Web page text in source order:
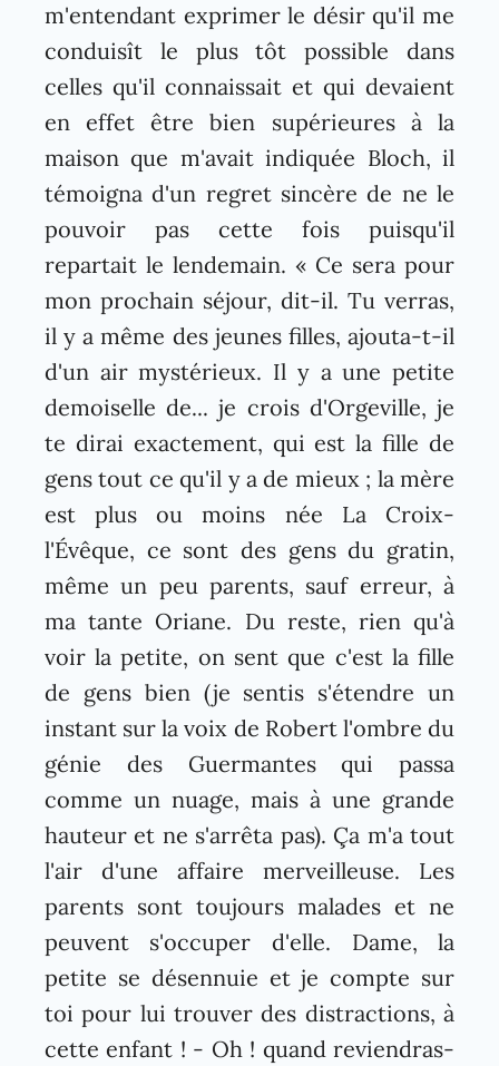
m'entendant exprimer le désir qu'il me
conduisît le plus tôt possible dans
celles qu'il connaissait et qui devaient
en effet être bien supérieures à la
maison que m'avait indiquée Bloch, il
témoigna d'un regret sincère de ne le
pouvoir pas cette fois puisqu'il
repartait le lendemain. « Ce sera pour
mon prochain séjour, dit-il. Tu verras,
il y a même des jeunes filles, ajouta-t-il
d'un air mystérieux. Il y a une petite
demoiselle de... je crois d'Orgeville, je
te dirai exactement, qui est la fille de
gens tout ce qu'il y a de mieux ; la mère
est plus ou moins née La Croix-
l'Évêque, ce sont des gens du gratin,
même un peu parents, sauf erreur, à
ma tante Oriane. Du reste, rien qu'à
voir la petite, on sent que c'est la fille
de gens bien (je sentis s'étendre un
instant sur la voix de Robert l'ombre du
génie des Guermantes qui passa
comme un nuage, mais à une grande
hauteur et ne s'arrêta pas). Ça m'a tout
l'air d'une affaire merveilleuse. Les
parents sont toujours malades et ne
peuvent s'occuper d'elle. Dame, la
petite se désennuie et je compte sur
toi pour lui trouver des distractions, à
cette enfant ! - Oh ! quand reviendras-